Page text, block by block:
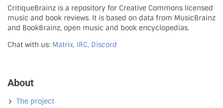
CritiqueBrainz is a repository for Creative Commons licensed
music and book reviews. It is based on data from MusicBrainz
and BookBrainz, open music and book encyclopedias.
Chat with us: Matrix, IRC, Discord
About
The project